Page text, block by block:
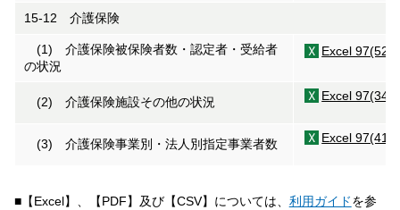
15-12 介護保険
(1) 介護保険被保険者数・認定者・受給者
の状況
Excel
(2) 介護保険施設その他の状況 Excel
(3) 介護保険事業別・法人別指定事業者数 Excel
■【Excel】、【PDF】及び【CSV】については、 利用ガイドを参